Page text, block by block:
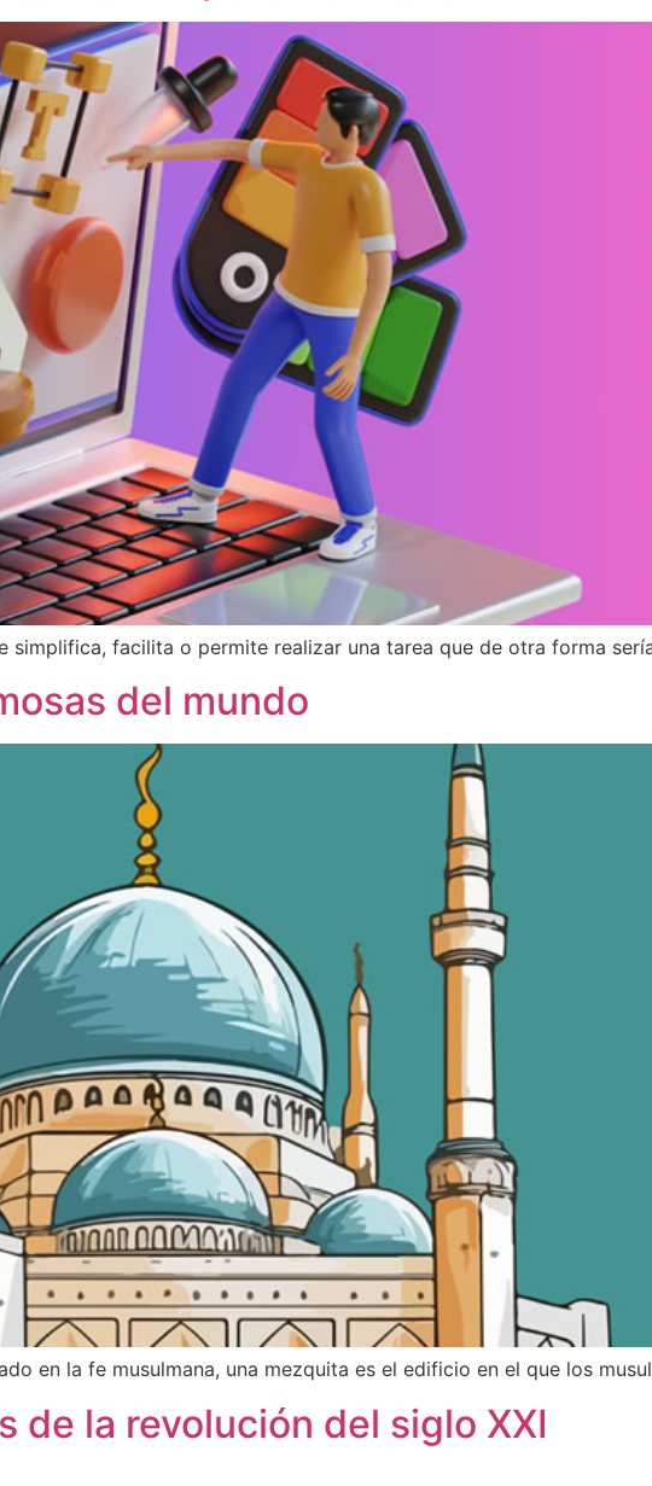
simplifica, facilita o permite realizar una tarea que de otra forma
del mundo
en la fe musulmana, una mezquita es el edificio en el que los
de la revolución del siglo XXI